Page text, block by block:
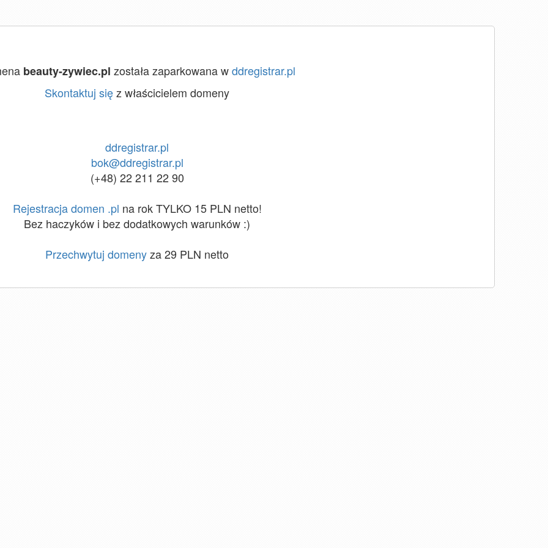
beauty-zywiec.pl została zaparkowana wddregistrar.pl
Skontaktuj sięz właścicielem domeny
ddregistrar.pl
bok@ddregistrar.pl
(+48) 22 211 22 90
Rejestracja domen .pl na rok TYLKO 15 PLN netto!
Bez haczyków i bez dodatkowych warunków :)
Przechwytuj domenyza 29 PLN netto